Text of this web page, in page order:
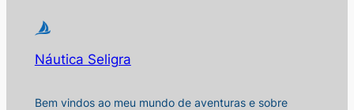
Náutica Seligra
Bem vindos ao meu mundo de aventuras e sobre